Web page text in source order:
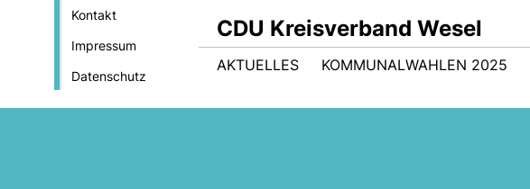
Kontakt
Impressum
Datenschutz
CDU Kreisverband Wesel
AKTUELLES KOMMUNALWAHLEN 2025